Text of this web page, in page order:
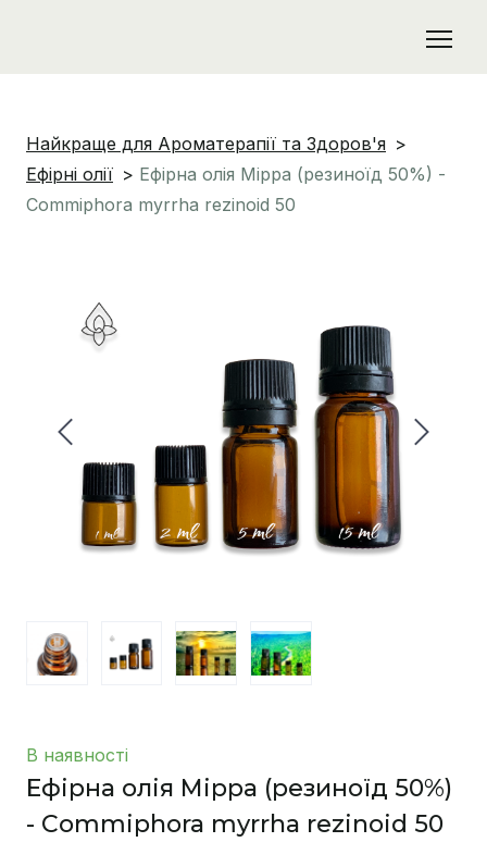
Найкраще для Ароматерапії та Здоров'я
Ефірні олії
Ефірна олія Мірра (резиноїд 50%) -
Commiphora myrrha rezinoid 50
В наявності
Ефірна олія Мірра (резиноїд 50%)
- Commiphora myrrha rezinoid 50